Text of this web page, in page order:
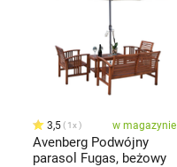
3,5 1x w magazynie
Avenberg Podwójny
parasol Fugas, beżowy